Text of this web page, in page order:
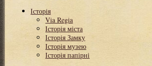
Історія
Via Regia
Історія міста
Історія Замку
Історія музею
Історія папірні